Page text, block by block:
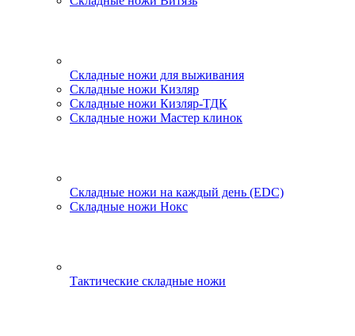
Складные ножи для выживания
Складные ножи Кизляр
Складные ножи Кизляр-ТДК
Складные ножи Мастер клинок
Складные ножи на каждый день (EDC)
Складные ножи Нокс
Тактические складные ножи